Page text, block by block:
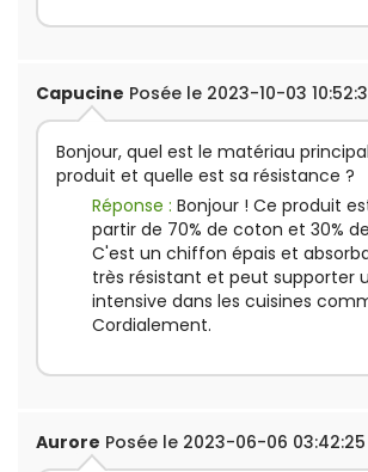
Capucine Posée le 2023-10-03
Bonjour, quel est le matériau
produit et quelle est sa résistance ?
Réponse : Bonjour ! Ce produit
partir de 70% de coton et 30%
C'est un chiffon épais et
très résistant et peut supporter
intensive dans les cuisines
Cordialement.
Aurore Posée le 2023-06-06 03:42:25